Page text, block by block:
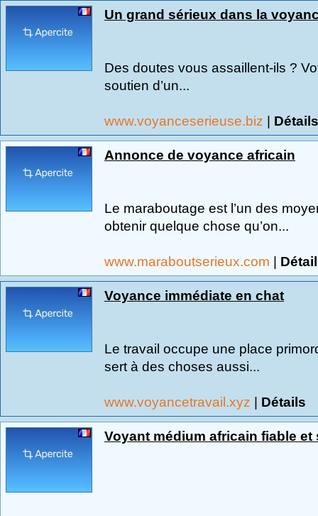
Un grand sérieux dans la
Des doutes vous assaillent-ils ?
soutien d’un...
www.voyanceserieuse.biz | Détails
Annonce de voyance africain
Le maraboutage est l’un des
obtenir quelque chose qu’on...
www.maraboutserieux.com |
Voyance immédiate en chat
Le travail occupe une place
sert à des choses aussi...
www.voyancetravail.xyz | Détails
Voyant médium africain fiable et